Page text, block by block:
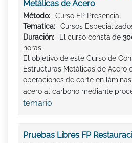
Metálicas de Acero
Método:
Curso FP Presencial
Tematica:
Cursos
Duración:
El curso consta de
horas
El objetivo de este Curso de
Estructuras Metálicas de Acero
operaciones de corte en
acero al carbono mediante
temario
Pruebas Libres FP